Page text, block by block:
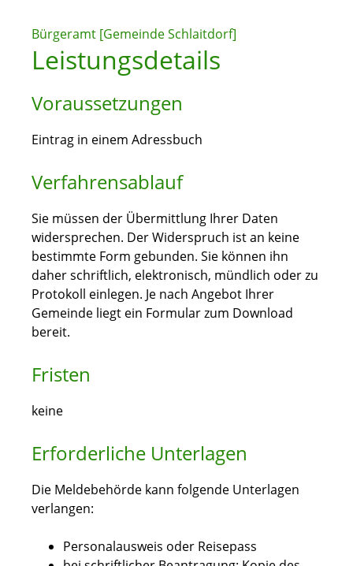
Bürgeramt [Gemeinde Schlaitdorf]
Leistungsdetails
Voraussetzungen
Eintrag in einem Adressbuch
Verfahrensablauf
Sie müssen der Übermittlung Ihrer Daten
widersprechen. Der Widerspruch ist an keine
bestimmte Form gebunden. Sie können ihn
daher schriftlich, elektronisch, mündlich oder zu
Protokoll einlegen. Je nach Angebot Ihrer
Gemeinde liegt ein Formular zum Download
bereit.
Fristen
keine
Erforderliche Unterlagen
Die Meldebehörde kann folgende Unterlagen
verlangen:
Personalausweis oder Reisepass